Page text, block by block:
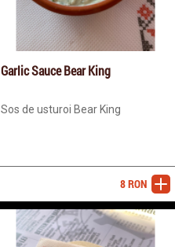
Garlic Sauce Bear King
Sos de usturoi Bear King
adaugă
8RON